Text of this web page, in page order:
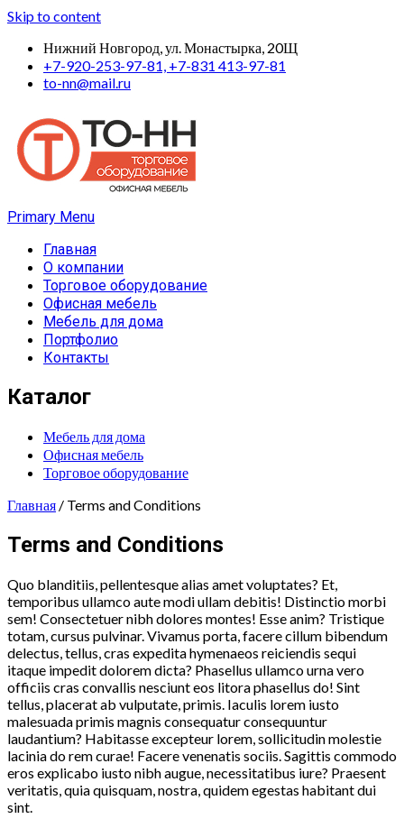
Skip to content
Нижний Новгород, ул. Монастырка, 20Щ
+7-920-253-97-81, +7-831 413-97-81
to-nn@mail.ru
Primary Menu
Главная
О компании
Торговое оборудование
Офисная мебель
Мебель для дома
Портфолио
Контакты
Каталог
Мебель для дома
Офисная мебель
Торговое оборудование
Главная / Terms and Conditions
Terms and Conditions
Quo blanditiis, pellentesque alias amet voluptates? Et,
temporibus ullamco aute modi ullam debitis! Distinctio morbi
sem! Consectetuer nibh dolores montes! Esse anim? Tristique
totam, cursus pulvinar. Vivamus porta, facere cillum bibendum
delectus, tellus, cras expedita hymenaeos reiciendis sequi
itaque impedit dolorem dicta? Phasellus ullamco urna vero
officiis cras convallis nesciunt eos litora phasellus do! Sint
tellus, placerat ab vulputate, primis. Iaculis lorem iusto
malesuada primis magnis consequatur consequuntur
laudantium? Habitasse excepteur lorem, sollicitudin molestie
lacinia do rem curae! Facere venenatis sociis. Sagittis commodo
eros explicabo iusto nibh augue, necessitatibus iure? Praesent
veritatis, quia quisquam, nostra, quidem egestas habitant dui
sint.